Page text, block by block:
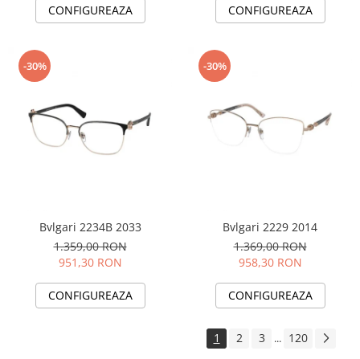
CONFIGUREAZA CONFIGUREAZA
-30%
Bvlgari 2234B 2033
1.359,00 RON
951,30 RON
CONFIGUREAZA
-30%
Bvlgari 2229 2014
1.369,00 RON
958,30 RON
CONFIGUREAZA
1 2 3 ... 120